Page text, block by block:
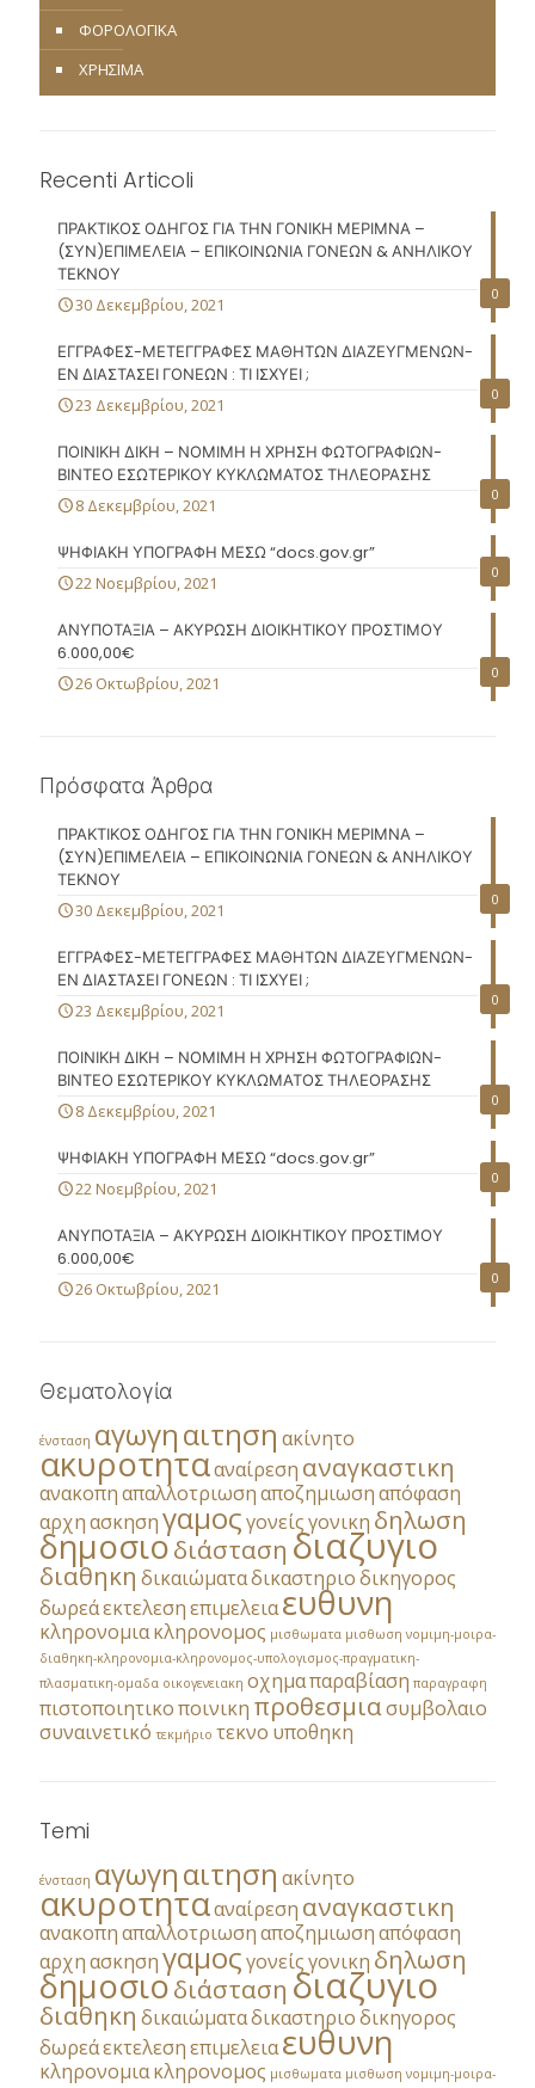
ΦΟΡΟΛΟΓΙΚΑ
ΧΡΗΣΙΜΑ
Recenti Articoli
0
ΠΡΑΚΤΙΚΟΣ ΟΔΗΓΟΣ ΓΙΑ ΤΗΝ ΓΟΝΙΚΗ ΜΕΡΙΜΝΑ –
(ΣΥΝ)ΕΠΙΜΕΛΕΙΑ – ΕΠΙΚΟΙΝΩΝΙΑ ΓΟΝΕΩΝ & ΑΝΗΛΙΚΟΥ
ΤΕΚΝΟΥ
30 Δεκεμβρίου, 2021
0
ΕΓΓΡΑΦΕΣ-ΜΕΤΕΓΓΡΑΦΕΣ ΜΑΘΗΤΩΝ ΔΙΑΖΕΥΓΜΕΝΩΝ-
ΕΝ ΔΙΑΣΤΑΣΕΙ ΓΟΝΕΩΝ : ΤΙ ΙΣΧΥΕΙ ;
23 Δεκεμβρίου, 2021
0
ΠΟΙΝΙΚΗ ΔΙΚΗ – ΝΟΜΙΜΗ Η ΧΡΗΣΗ ΦΩΤΟΓΡΑΦΙΩΝ-
ΒΙΝΤΕΟ ΕΣΩΤΕΡΙΚΟΥ ΚΥΚΛΩΜΑΤΟΣ ΤΗΛΕΟΡΑΣΗΣ
8 Δεκεμβρίου, 2021
0
ΨΗΦΙΑΚΗ ΥΠΟΓΡΑΦΗ ΜΕΣΩ “docs.gov.gr”
22 Νοεμβρίου, 2021
0
ΑΝΥΠΟΤΑΞΙΑ – ΑΚΥΡΩΣΗ ΔΙΟΙΚΗΤΙΚΟΥ ΠΡΟΣΤΙΜΟΥ
6.000,00€
26 Οκτωβρίου, 2021
Πρόσφατα Άρθρα
0
ΠΡΑΚΤΙΚΟΣ ΟΔΗΓΟΣ ΓΙΑ ΤΗΝ ΓΟΝΙΚΗ ΜΕΡΙΜΝΑ –
(ΣΥΝ)ΕΠΙΜΕΛΕΙΑ – ΕΠΙΚΟΙΝΩΝΙΑ ΓΟΝΕΩΝ & ΑΝΗΛΙΚΟΥ
ΤΕΚΝΟΥ
30 Δεκεμβρίου, 2021
0
ΕΓΓΡΑΦΕΣ-ΜΕΤΕΓΓΡΑΦΕΣ ΜΑΘΗΤΩΝ ΔΙΑΖΕΥΓΜΕΝΩΝ-
ΕΝ ΔΙΑΣΤΑΣΕΙ ΓΟΝΕΩΝ : ΤΙ ΙΣΧΥΕΙ ;
23 Δεκεμβρίου, 2021
0
ΠΟΙΝΙΚΗ ΔΙΚΗ – ΝΟΜΙΜΗ Η ΧΡΗΣΗ ΦΩΤΟΓΡΑΦΙΩΝ-
ΒΙΝΤΕΟ ΕΣΩΤΕΡΙΚΟΥ ΚΥΚΛΩΜΑΤΟΣ ΤΗΛΕΟΡΑΣΗΣ
8 Δεκεμβρίου, 2021
0
ΨΗΦΙΑΚΗ ΥΠΟΓΡΑΦΗ ΜΕΣΩ “docs.gov.gr”
22 Νοεμβρίου, 2021
0
ΑΝΥΠΟΤΑΞΙΑ – ΑΚΥΡΩΣΗ ΔΙΟΙΚΗΤΙΚΟΥ ΠΡΟΣΤΙΜΟΥ
6.000,00€
26 Οκτωβρίου, 2021
Θεματολογία
ένσταση αγωγηαιτηση ακίνητο
ακυροτητααναίρεση αναγκαστικη
ανακοπηαπαλλοτριωσηαποζημιωσηαπόφαση
αρχηασκησηγαμοςγονείςγονικη δηλωση
δημοσιοδιάσταση διαζυγιο
διαθηκη δικαιώματαδικαστηριοδικηγορος
δωρεάεκτελεσηεπιμελειαευθυνη
κληρονομιακληρονομος μισθωματα μισθωση νομιμη-μοιρα-
διαθηκη-κληρονομια-κληρονομος-υπολογισμος-πραγματικη-
πλασματικη-ομαδα οικογενειακη οχημαπαραβίαση παραγραφη
πιστοποιητικοποινικη προθεσμιασυμβολαιο
συναινετικό τεκμήριο τεκνο υποθηκη
Temi
ένσταση αγωγηαιτηση ακίνητο
ακυροτητααναίρεση αναγκαστικη
ανακοπηαπαλλοτριωσηαποζημιωσηαπόφαση
αρχηασκησηγαμοςγονείςγονικη δηλωση
δημοσιοδιάσταση διαζυγιο
διαθηκη δικαιώματαδικαστηριοδικηγορος
δωρεάεκτελεσηεπιμελειαευθυνη
κληρονομιακληρονομος μισθωματα μισθωση νομιμη-μοιρα-